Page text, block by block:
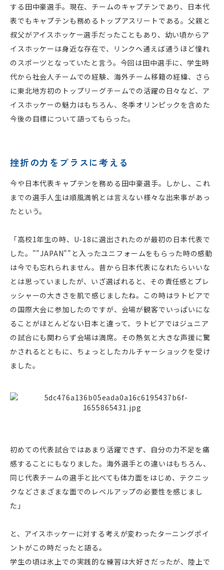
する田中豪選手。現在、チームのキャプテンであり、日本代
表でもキャプテンも務めるトップアスリートである。父親と
叔父がアイスホッケー選手だったこともあり、幼い頃からア
イスホッケーは身近な存在で、リンクへ通えば通うほど憧れ
のスポーツとなっていたと言う。今回は田中選手に、学生時
代から社会人チームでの経験、海外チーム移籍の経緯、さら
に東北地方初のトップリーグチームでの活躍の日々など、ア
イスホッケーの魅力はもちろん、冬季オリンピックを含めた
今後の目標について語ってもらった。
挫折の力をプラスに考える
今や日本代表キャプテンを務める田中豪選手。しかし、これ
までの選手人生は順風満帆とは言えない様々な出来事があっ
たという。
「高校1年生の時、U-18に選出されたのが最初の日本代表で
した。""JAPAN""と入ったユニフォームをもらった時の感動
は今でも忘れられません。昔から日本代表になれたらいいな
とは思っていましたが、いざ選ばれると、その責任感とプレ
ッシャーの大きさを肌で感じましたね。この時はラトビアで
の国際大会に参加したのですが、会場が観客でいっぱいにな
ることがほとんどない日本と違って、ラトビアではジュニア
の試合にも関わらず会場は満席。その熱気と大きな声援に驚
かされるとともに、ちょっとしたカルチャーショックを受け
ました。
初めての代表試合ではあまり活躍できず、自分の力不足を痛
感することにもなりました。海外選手との違いはもちろん、
同じ代表チームの選手と比べても体力面をはじめ、テクニッ
クなどさまざまな面でのレベルアップの必要性を感じまし
た」
と、アイスホッケーに対する考えが変わったターニングポイ
ントがこの時だったと語る。
学生の頃は氷上での実践的な練習は大好きだったが、陸上で